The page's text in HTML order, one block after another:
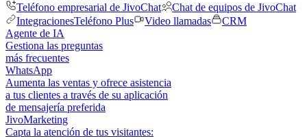
Teléfono empresarial de JivoChat
Chat de equipos de JivoChat
IntegracionesTeléfono Plus Video llamadas
CRM
Agente de IA
Gestiona las preguntas
más frecuentes
WhatsApp
Aumenta las ventas y ofrece asistencia
a tus clientes a través de su aplicación
de mensajería preferida
JivoMarketing
Capta la atención de tus visitantes: